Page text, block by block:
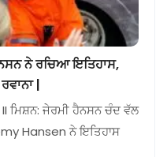
ਨੇ ਰਚਿਆ ਇਤਿਹਾਸ,
|
ਮਿਸ਼ਨ: ਜੇਰਮੀ ਹੈਨਸਨ ਚੰਦ ਵੱਲ
Hansen ਨੇ ਇਤਿਹਾਸ